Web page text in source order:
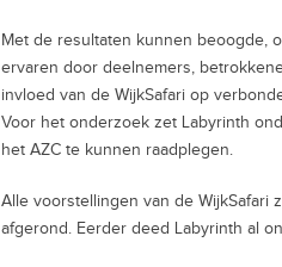
Met de resultaten kunnen beoogde,
ervaren door deelnemers,
invloed van de WijkSafari op
Voor het onderzoek zet Labyrinth
het AZC te kunnen raadplegen.
Alle voorstellingen van de WijkSafari
afgerond. Eerder deed Labyrinth al